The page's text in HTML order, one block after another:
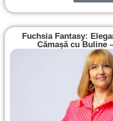
Fuchsia Fantasy:
Cămașă cu Buline